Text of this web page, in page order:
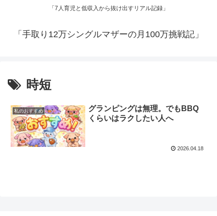
「7人育児と低収入から抜け出すリアル記録」
「手取り12万シングルマザーの月100万挑戦記」
時短
私のおすすめ
グランピングは無理。でもBBQ
くらいはラクしたい人へ
2026.04.18